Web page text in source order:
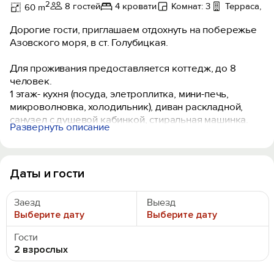
60 m2 8 гостей 4 кровати Комнат: 3 Терраса,
Дорогие гости, приглашаем отдохнуть на побережье
Азовского моря, в ст. Голубицкая.
Для проживания предоставляется коттедж, до 8
человек.
1 этаж- кухня (посуда, элетроплитка, мини-печь,
микроволновка, холодильник), диван раскладной,
санузел с душевой кабинкой, стиральная машинка.
2 этаж- 2 спальни, каждая рассчитана на 3 человека,
Веранда со столом.
Во дворе, к услугам гостей, мангал, детская
площадка, бассейн с детской зоной. Перед двором
бесплатная парковка.
Развернуть описание
Даты и гости
Заезд
Выберите дату
Выезд
Выберите дату
Гости
2 взрослых